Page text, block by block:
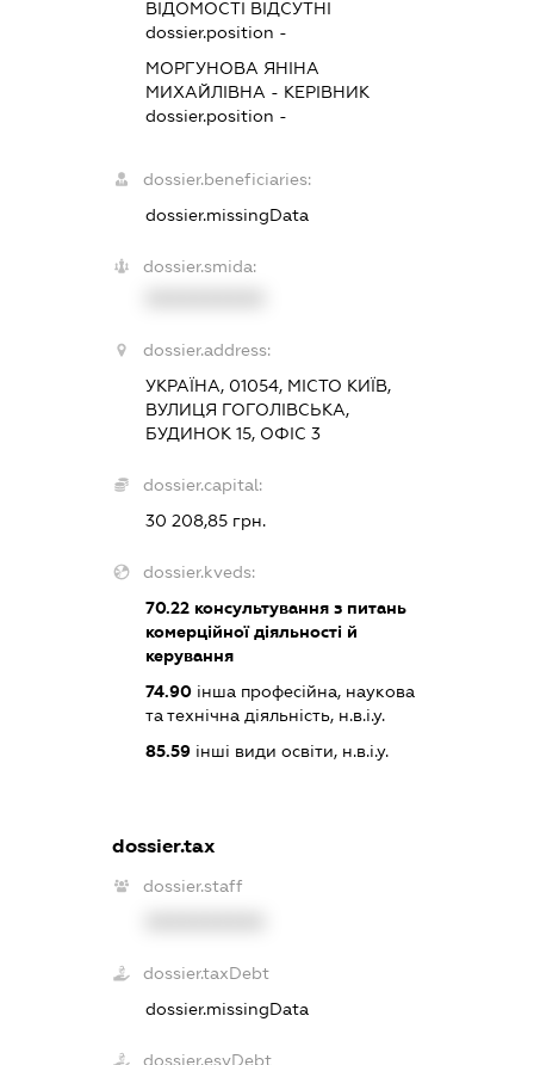
ВІДОМОСТІ ВІДСУТНІ
dossier.position -
МОРГУНОВА ЯНІНА
МИХАЙЛІВНА - КЕРІВНИК
dossier.position -
dossier.beneficiaries:
dossier.missingData
dossier.smida:
dossier.address:
УКРАЇНА, 01054, МІСТО КИЇВ,
ВУЛИЦЯ ГОГОЛІВСЬКА,
БУДИНОК 15, ОФІС 3
dossier.capital:
30 208,85 грн.
dossier.kveds:
70.22консультування з питань
комерційної діяльності й
керування
74.90інша професійна, наукова
та технічна діяльність, н.в.і.у.
85.59інші види освіти, н.в.і.у.
dossier.tax
dossier.staff
dossier.taxDebt
dossier.missingData
dossier.esvDebt